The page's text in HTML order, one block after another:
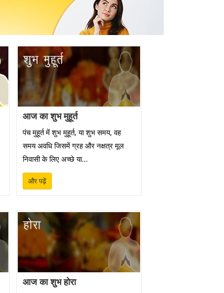
आज का शुभ मुहूर्त
पंच मुहूर्त में शुभ मुहूर्त, या शुभ समय, वह
समय अवधि जिसमें ग्रह और नक्षत्र मूल
निवासी के लिए अच्छे या...
और पढ़ें
आज का शुभ होरा